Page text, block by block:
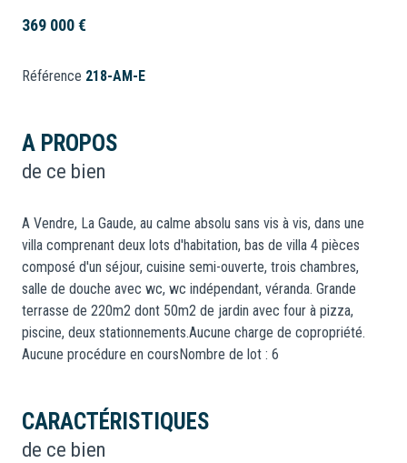
369 000 €
Référence 218-AM-E
A PROPOS
de ce bien
A Vendre, La Gaude, au calme absolu sans vis à vis, dans une
villa comprenant deux lots d'habitation, bas de villa 4 pièces
composé d'un séjour, cuisine semi-ouverte, trois chambres,
salle de douche avec wc, wc indépendant, véranda. Grande
terrasse de 220m2 dont 50m2 de jardin avec four à pizza,
piscine, deux stationnements.Aucune charge de copropriété.
Aucune procédure en coursNombre de lot : 6
CARACTÉRISTIQUES
de ce bien